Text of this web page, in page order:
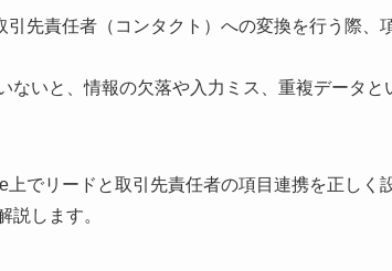
引先責任者（コンタクト）への変換を行う際、
ないと、情報の欠落や入力ミス、重複データ
上でリードと取引先責任者の項目連携を正しく
説します。